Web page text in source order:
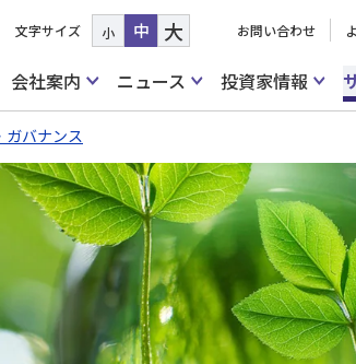
文字サイズ 小 中 大 お問い合わせ
会社案内
ニュース 投資家情報
ガバナンス